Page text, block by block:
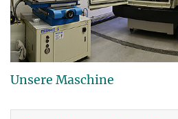
Unsere Maschine